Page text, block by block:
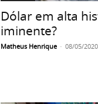
Dólar em alta
iminente?
Matheus Henrique - 08/05/